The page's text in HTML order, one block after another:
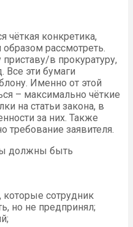
чёткая конкретика,
рассмотреть.
в прокуратуру,
Все эти бумаги
Именно от этой
– максимально чёткие
на статьи закона, в
за них. Также
заявителя.
должны быть
которые сотрудник
но не предпринял;